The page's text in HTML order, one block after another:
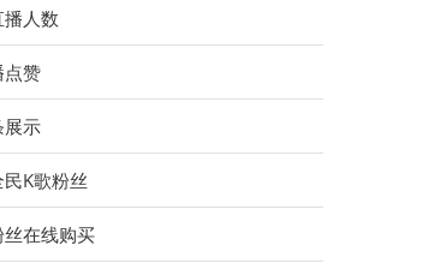
人数
点赞
展示
K歌粉丝
在线购买